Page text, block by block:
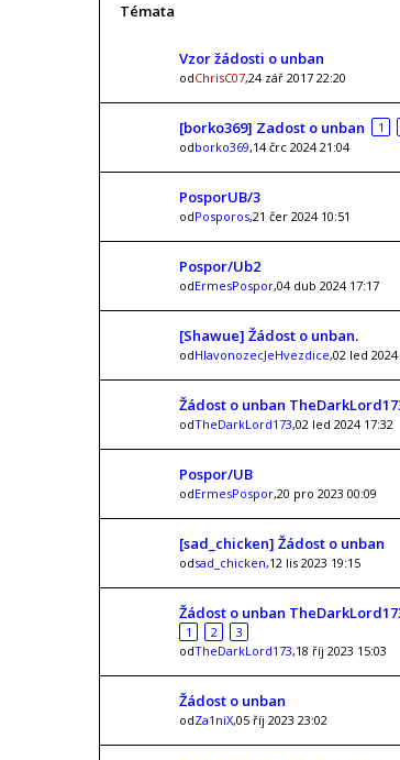
Témata
Vzor žádosti o unban
odChrisC07,24 zář 2017 22:20
[borko369] Zadost o unban 1
odborko369,14 črc 2024 21:04
PosporUB/3
odPosporos,21 čer 2024 10:51
Pospor/Ub2
odErmesPospor,04 dub 2024 17:17
[Shawue] Žádost o unban.
odHlavonozecJeHvezdice,02 led 2024
Žádost o unban
odTheDarkLord173,02 led 2024 17:32
Pospor/UB
odErmesPospor,20 pro 2023 00:09
[sad_chicken] Žádost o unban
odsad_chicken,12 lis 2023 19:15
Žádost o unban
1 2
3
odTheDarkLord173,18 říj 2023 15:03
Žádost o unban
odZa1niX,05 říj 2023 23:02